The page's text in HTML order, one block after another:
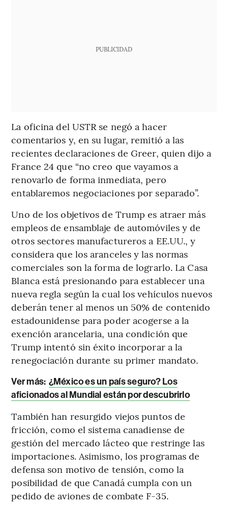
PUBLICIDAD
La oficina del USTR se negó a hacer
comentarios y, en su lugar, remitió a las
recientes declaraciones de Greer, quien dijo a
France 24 que “no creo que vayamos a
renovarlo de forma inmediata, pero
entablaremos negociaciones por separado”.
Uno de los objetivos de Trump es atraer más
empleos de ensamblaje de automóviles y de
otros sectores manufactureros a EE.UU., y
considera que los aranceles y las normas
comerciales son la forma de lograrlo. La Casa
Blanca está presionando para establecer una
nueva regla según la cual los vehículos nuevos
deberán tener al menos un 50% de contenido
estadounidense para poder acogerse a la
exención arancelaria, una condición que
Trump intentó sin éxito incorporar a la
renegociación durante su primer mandato.
Ver más: ¿México es un país seguro? Los
aficionados al Mundial están por descubrirlo
También han resurgido viejos puntos de
fricción, como el sistema canadiense de
gestión del mercado lácteo que restringe las
importaciones. Asimismo, los programas de
defensa son motivo de tensión, como la
posibilidad de que Canadá cumpla con un
pedido de aviones de combate F-35.